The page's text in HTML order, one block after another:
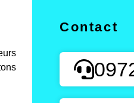
Contact